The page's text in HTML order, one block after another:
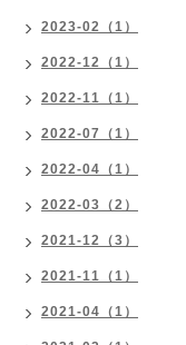
2023-02（1）
2022-12（1）
2022-11（1）
2022-07（1）
2022-04（1）
2022-03（2）
2021-12（3）
2021-11（1）
2021-04（1）